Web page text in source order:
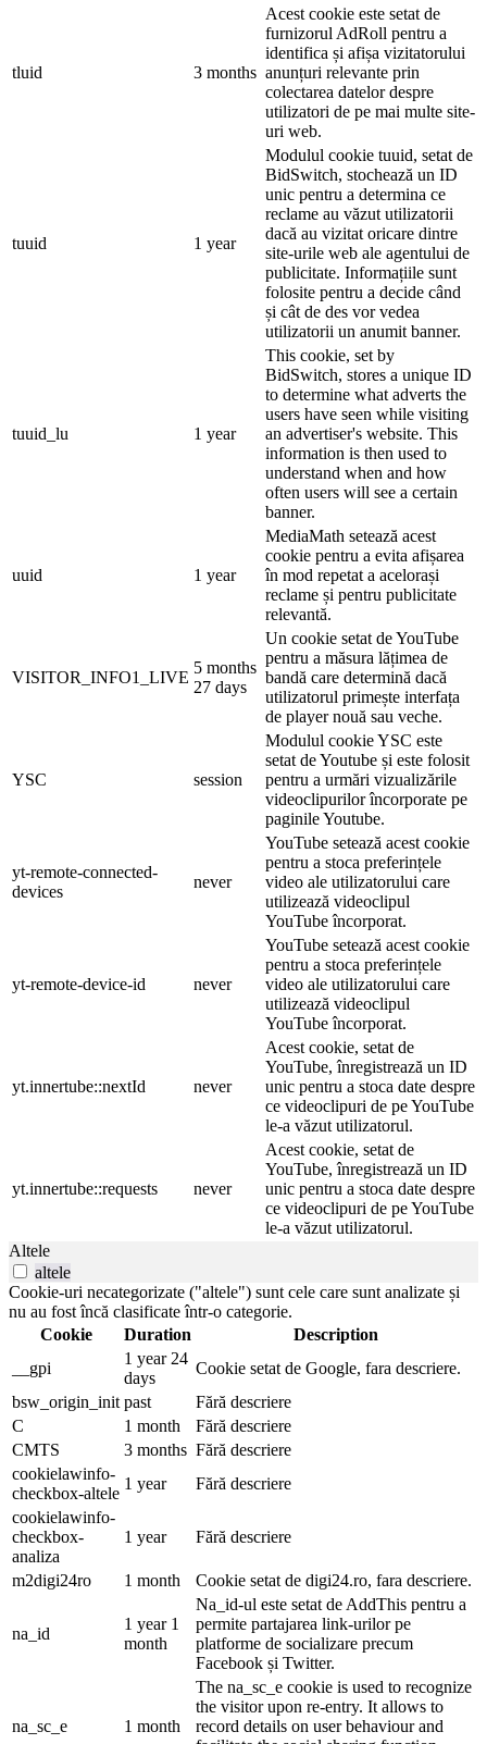
tluid 3 months
Acest cookie este setat de
furnizorul AdRoll pentru a
identifica și afișa vizitatorului
anunțuri relevante prin
colectarea datelor despre
utilizatori de pe mai multe site-
uri web.
tuuid 1 year
Modulul cookie tuuid, setat de
BidSwitch, stochează un ID
unic pentru a determina ce
reclame au văzut utilizatorii
dacă au vizitat oricare dintre
site-urile web ale agentului de
publicitate. Informațiile sunt
folosite pentru a decide când
și cât de des vor vedea
utilizatorii un anumit banner.
tuuid_lu 1 year
This cookie, set by
BidSwitch, stores a unique ID
to determine what adverts the
users have seen while visiting
an advertiser's website. This
information is then used to
understand when and how
often users will see a certain
banner.
uuid 1 year
MediaMath setează acest
cookie pentru a evita afișarea
în mod repetat a acelorași
reclame și pentru publicitate
relevantă.
VISITOR_INFO1_LIVE
5 months
27 days
Un cookie setat de YouTube
pentru a măsura lățimea de
bandă care determină dacă
utilizatorul primește interfața
de player nouă sau veche.
YSC session
Modulul cookie YSC este
setat de Youtube și este folosit
pentru a urmări vizualizările
videoclipurilor încorporate pe
paginile Youtube.
yt-remote-connected-
devices
never
YouTube setează acest cookie
pentru a stoca preferințele
video ale utilizatorului care
utilizează videoclipul
YouTube încorporat.
yt-remote-device-id never
YouTube setează acest cookie
pentru a stoca preferințele
video ale utilizatorului care
utilizează videoclipul
YouTube încorporat.
yt.innertube::nextId never
Acest cookie, setat de
YouTube, înregistrează un ID
unic pentru a stoca date despre
ce videoclipuri de pe YouTube
le-a văzut utilizatorul.
yt.innertube::requests never
Acest cookie, setat de
YouTube, înregistrează un ID
unic pentru a stoca date despre
ce videoclipuri de pe YouTube
le-a văzut utilizatorul.
Altele
altele
Cookie-uri necategorizate ("altele") sunt cele care sunt analizate și
nu au fost încă clasificate într-o categorie.
Cookie
Duration
Description
__gpi
1 year 24
days
Cookie setat de Google, fara descriere.
bsw_origin_init past
Fără descriere
C
1 month
Fără descriere
CMTS
3 months Fără descriere
cookielawinfo-
checkbox-altele
1 year
Fără descriere
cookielawinfo-
checkbox-
analiza
1 year Fără descriere
m2digi24ro 1 month Cookie setat de digi24.ro, fara descriere.
na_id
1 year 1
month
Na_id-ul este setat de AddThis pentru a
permite partajarea link-urilor pe
platforme de socializare precum
Facebook și Twitter.
na_sc_e 1 month
The na_sc_e cookie is used to recognize
the visitor upon re-entry. It allows to
record details on user behaviour and